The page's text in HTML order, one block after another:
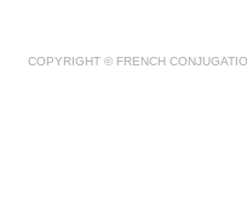
COPYRIGHT © FRENCH